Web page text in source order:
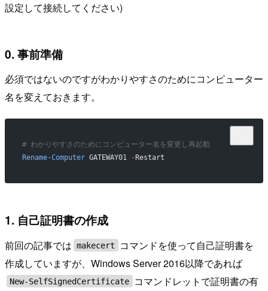
設定して接続してください)
0. 事前準備
必須ではないのですがわかりやすさのためにコンピューター
名を変えておきます。
# わかりやすさのためにコンピューター名を変更し再起動
Rename-Computer GATEWAY01 - Restart
1. 自己証明書の作成
前回の記事では makecert
コマンドを使って自己証明書を
作成していますが、Windows Server 2016以降であれば
New-SelfSignedCertificate
コマンドレットで証明書の有